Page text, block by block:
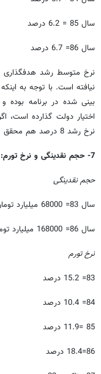
سال 85 = 6.2 درصد
سال 86= 6.7 درصد
بینی شده در برنامه بوده
اختیار دولت گذارده است،
نرخ رشد 8 درصد هم محقق می شد.
7- حجم نقدینگی و نرخ تورم:
حجم نقدینگی
سال 83= 68000 میلیارد تومان
سال 86= 168000 میلیارد تومان
نرخ تورم
83= 15.2 درصد
84= 10.4 درصد
85 =11.9 درصد
86=18.4 درصد